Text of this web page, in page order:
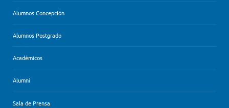
Alumnos Concepción
Alumnos Postgrado
Académicos
Alumni
Sala de Prensa